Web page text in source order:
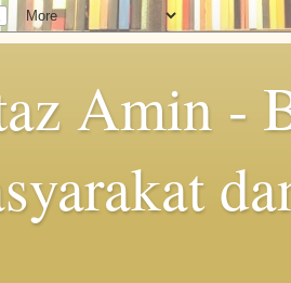
Amin -